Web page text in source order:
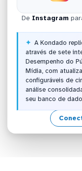
De Instagram
A Kondado
através de sete
Desempenho do
Mídia, com
configuráveis de
análise
seu banco de